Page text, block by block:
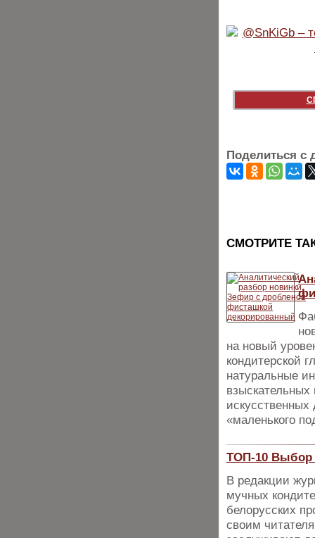
Поделиться с
CМОТРИТЕ
на новый
кондитерской
натуральные
«маленького
ТОП-10 Выбор
В редакции
мучных
белорусских
своим